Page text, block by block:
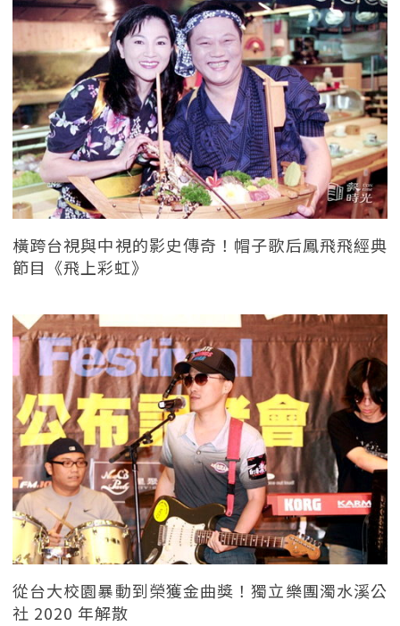
橫跨台視與中視的影史傳奇！帽子歌后鳳飛飛經典
節目《飛上彩虹》
從台大校園暴動到榮獲金曲獎！獨立樂團濁水溪公
社 2020 年解散